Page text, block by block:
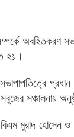
হয়।
সঞ্চালনায়
মুরাদ